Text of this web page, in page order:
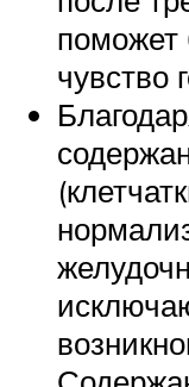
поможет
чувство